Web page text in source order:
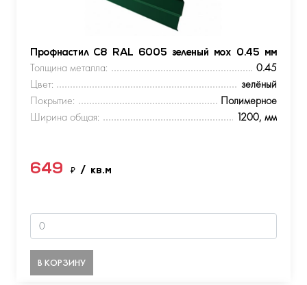
Профнастил С8 RAL 6005 зеленый мох 0.45 мм
Толщина металла:
0.45
Цвет:
зелёный
Покрытие:
Полимерное
Ширина общая:
1200, мм
649 ₽ / кв.м
В КОРЗИНУ